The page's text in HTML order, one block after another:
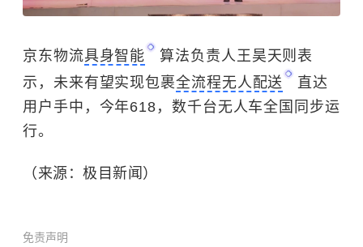
京东物流具身智能
算法负责人王昊天则表
示，未来有望实现包裹全流程无人配送
直达
用户手中， 今年618，数千台无人车全国同步运
行。
（来源：极目新闻）
免责声明